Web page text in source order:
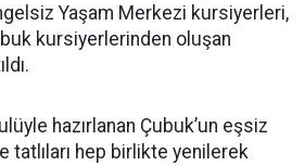
Yaşam Merkezi kursiyerleri,
kursiyerlerinden oluşan
hazırlanan Çubuk’un eşsiz
tatlıları hep birlikte yenilerek